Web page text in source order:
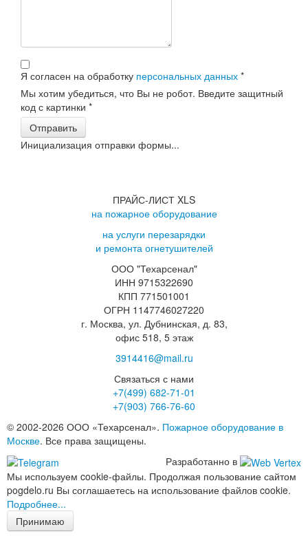
Я согласен на обработку персональных данных *
Мы хотим убедиться, что Вы не робот. Введите защитный
код с картинки *
Отправить
Инициализация отправки формы...
ПРАЙС-ЛИСТ XLS
на пожарное оборудование
на услуги перезарядки
и ремонта огнетушителей
ООО "Техарсенал"
ИНН 9715322690
КПП 771501001
ОГРН 1147746027220
г. Москва, ул. Дубнинская, д. 83,
офис 518, 5 этаж
3914416@mail.ru
Связаться с нами
+7(499) 682-71-01
+7(903) 766-76-60
© 2002-2026 ООО «Техарсенал». Пожарное оборудование в
Москве. Все права защищены.
Разработанно в
Мы используем cookie-файлы. Продолжая пользование сайтом
pogdelo.ru Вы соглашаетесь на использование файлов cookie.
Подробнее...
Принимаю